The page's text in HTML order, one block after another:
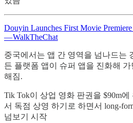
Douyin Launches First Movie
— WalkTheChat
중국에서는 앱 간 영역을 넘나드는
든 플랫폼 앱이 슈퍼 앱을 진화해
해짐.
Tik Tok이 상업 영화 판권을 $90m
서 독점 상영 하기로 하면서 long-
넘보기 시작